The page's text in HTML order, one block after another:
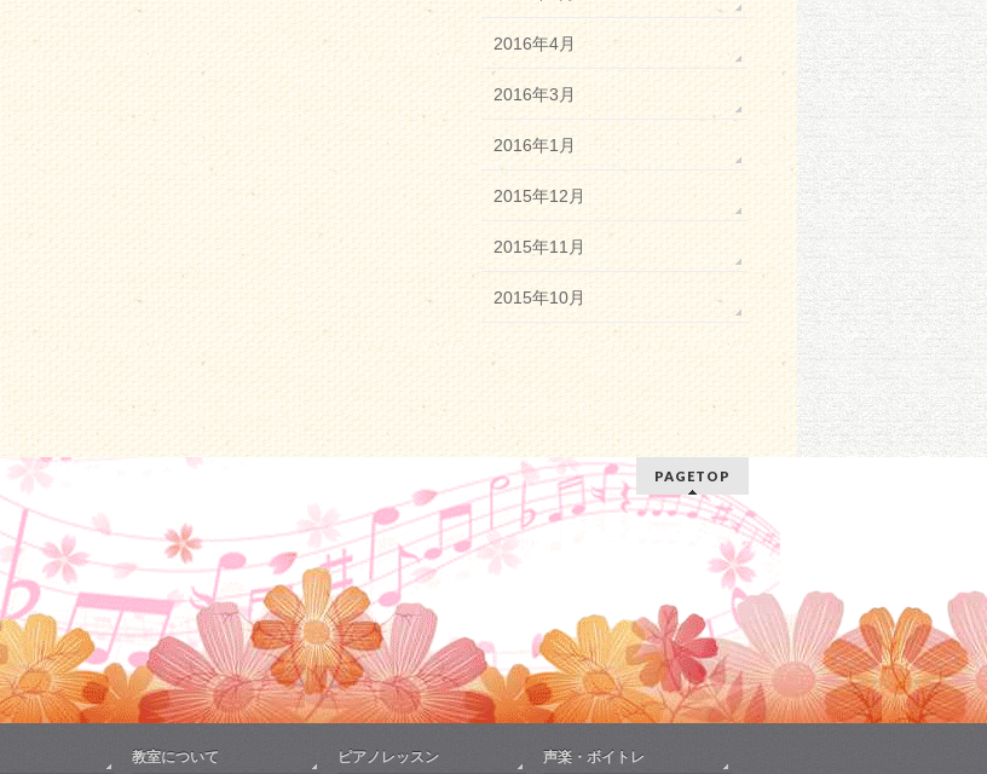
2016年4月
2016年3月
2016年1月
2015年12月
2015年11月
2015年10月
PAGETOP
教室について ピアノレッスン 声楽・ボイトレ